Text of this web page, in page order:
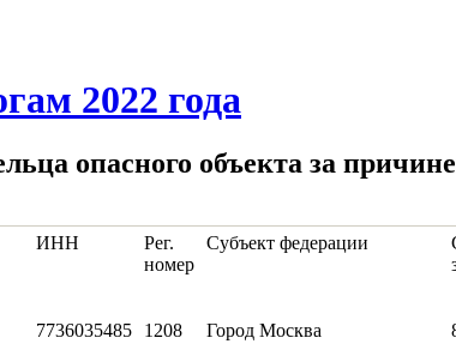
2022 года
опасного объекта за
ИНН
Рег.
номер
Субъект федерации
7736035485 1208 Город Москва